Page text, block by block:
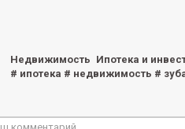
Недвижимость Ипотека и
# ипотека # недвижимость #